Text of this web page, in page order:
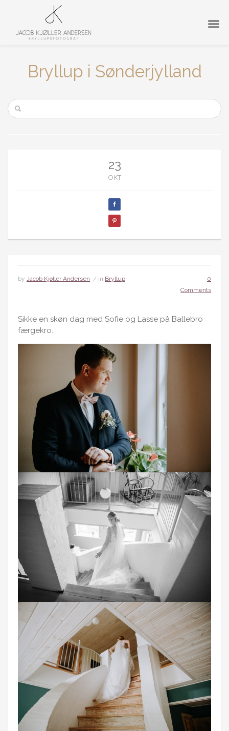
Bryllup i Sønderjylland
23
OKT
by Jacob Kjøller Andersen / in Bryllup
0
Comments
Sikke en skøn dag med Sofie og Lasse på Ballebro
færgekro.